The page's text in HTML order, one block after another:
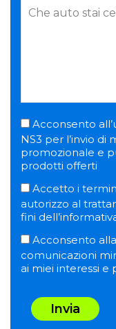
Acconsento
NS3 per l’invio di
promozionale e
prodotti offerti
Accetto i
autorizzo al
fini
Acconsento
comunicazioni
ai miei interessi e
Invia